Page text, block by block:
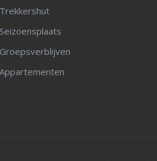
Trekkershut
Seizoensplaats
Groepsverblijven
Appartementen